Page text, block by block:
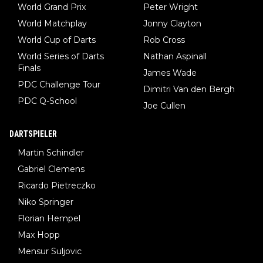
World Grand Prix
World Matchplay
World Cup of Darts
World Series of Darts
Finals
PDC Challenge Tour
PDC Q-School
Peter Wright
Jonny Clayton
Rob Cross
Nathan Aspinall
James Wade
Dimitri Van den Bergh
Joe Cullen
DARTSPIELER
Martin Schindler
Gabriel Clemens
Ricardo Pietreczko
Niko Springer
Florian Hempel
Max Hopp
Mensur Suljovic